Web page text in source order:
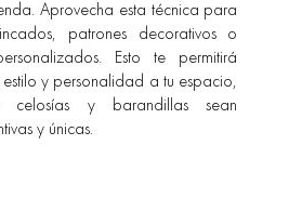
Aprovecha esta técnica para
patrones decorativos o
Esto te permitirá
y personalidad a tu espacio,
y barandillas sean
y únicas.